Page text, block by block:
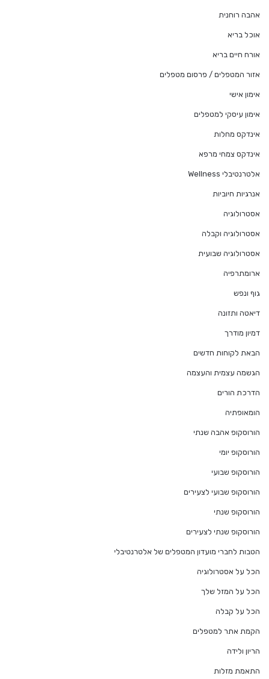
אהבה רוחנית
אוכל בריא
אורח חיים בריא
אזור המטפלים / פרסום מטפלים
אימון אישי
אימון עיסקי למטפלים
אינדקס מחלות
אינדקס צמחי מרפא
אלטרנטיבלי Wellness
אנרגיות חיוביות
אסטרולוגיה
אסטרולוגיה וקבלה
אסטרולוגיה שבועית
ארומתרפיה
גוף ונפש
דיאטה ותזונה
דמיון מודרך
הבאת לקוחות חדשים
הגשמה עצמית והעצמה
הדרכת הורים
הומאופתיה
הורוסקופ אהבה שנתי
הורוסקופ יומי
הורוסקופ שבועי
הורוסקופ שבועי לצעירים
הורוסקופ שנתי
הורוסקופ שנתי לצעירים
הטבות לחברי מועדון המטפלים של אלטרנטיבלי
הכל על אסטרולוגיה
הכל על המזל שלך
הכל על קבלה
הקמת אתר למטפלים
הריון ולידה
התאמת מזלות